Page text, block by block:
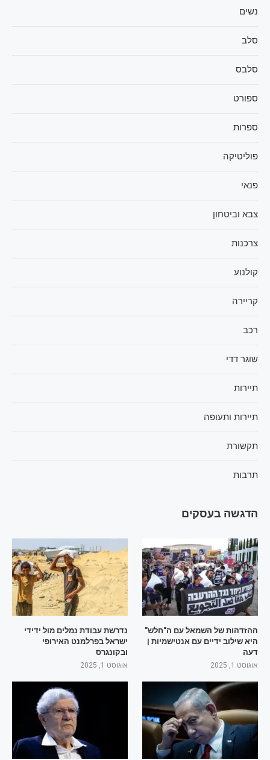
נשים
סלב
סלבס
ספורט
ספרות
פוליטיקה
פנאי
צבא וביטחון
צרכנות
קולנוע
קריירה
רכב
שוגר דדי
תיירות
תיירות ותעופה
תקשורת
תרבות
הדגשה בעסקים
ההזדהות של השמאל עם ה"חלש"
היא שילוב ידיים עם אנטישמיות |
דעה
אוגוסט 1, 2025
נדרשת עבודת נמלים מול ידידי
ישראל בפרלמנט האירופי
ובקונגרס
אוגוסט 1, 2025